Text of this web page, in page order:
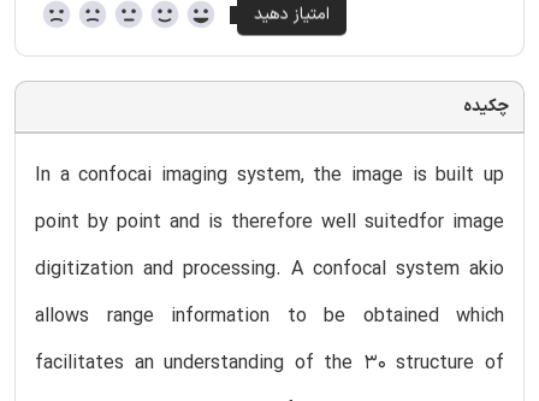
چکیده
In a confocai imaging system, the image is built up
point by point and is therefore well suitedfor image
digitization and processing. A confocal system akio
allows range information to be obtained which
facilitates an understanding of the 30 structure of